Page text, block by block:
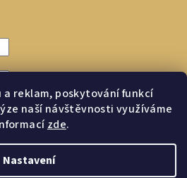
a reklam, poskytování funkcí
naší návštěvnosti využíváme
zde.
Nastavení
heslo